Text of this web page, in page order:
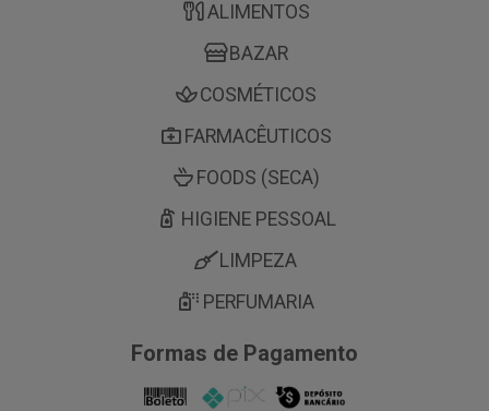
ALIMENTOS
BAZAR
COSMÉTICOS
FARMACÊUTICOS
FOODS (SECA)
HIGIENE PESSOAL
LIMPEZA
PERFUMARIA
Formas de Pagamento